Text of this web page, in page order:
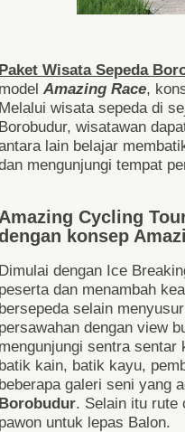
Paket Wisata Sepeda
model Amazing Race,
Melalui wisata sepeda di
Borobudur, wisatawan
lain belajar
mengunjungi tempat
Amazing Cycling
konsep
Dimulai dengan Ice
peserta dan menambah
bersepeda selain
persawahan dengan view
mengunjungi sentra
batik kain, batik kayu,
beberapa galeri seni yang
Borobudur. Selain itu rute
pawon untuk lepas Balon.